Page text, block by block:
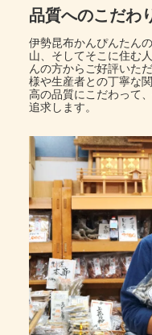
品質へのこだわ
伊勢昆布かんぴんたん
山、そしてそこに住む
んの方からご好評いた
様や生産者との丁寧な
高の品質にこだわって
追求します。